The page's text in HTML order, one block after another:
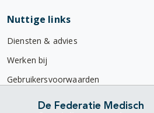
Nuttige links
Diensten & advies
Werken bij
Gebruikersvoorwaarden
Privacyverklaring
De Federatie Medisch